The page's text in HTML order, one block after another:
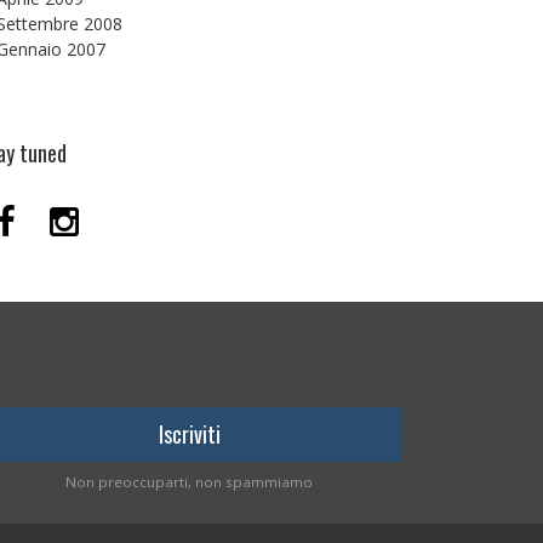
2008
2007
tuned
Non preoccuparti, non spammiamo